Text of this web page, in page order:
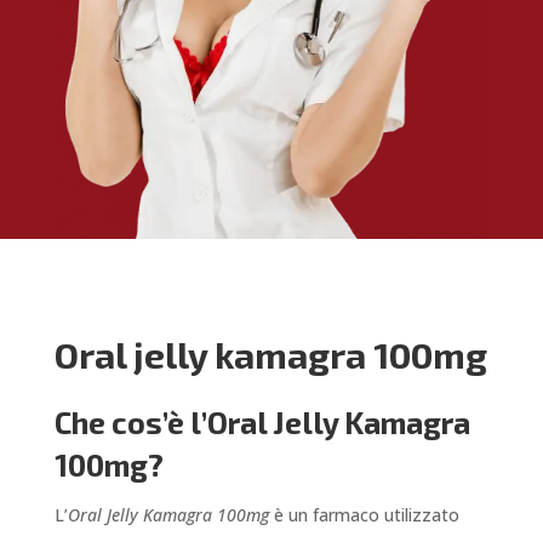
Oral jelly kamagra 100mg
Che cos’è l’Oral Jelly Kamagra
100mg?
L’Oral Jelly Kamagra 100mgè un farmaco utilizzato